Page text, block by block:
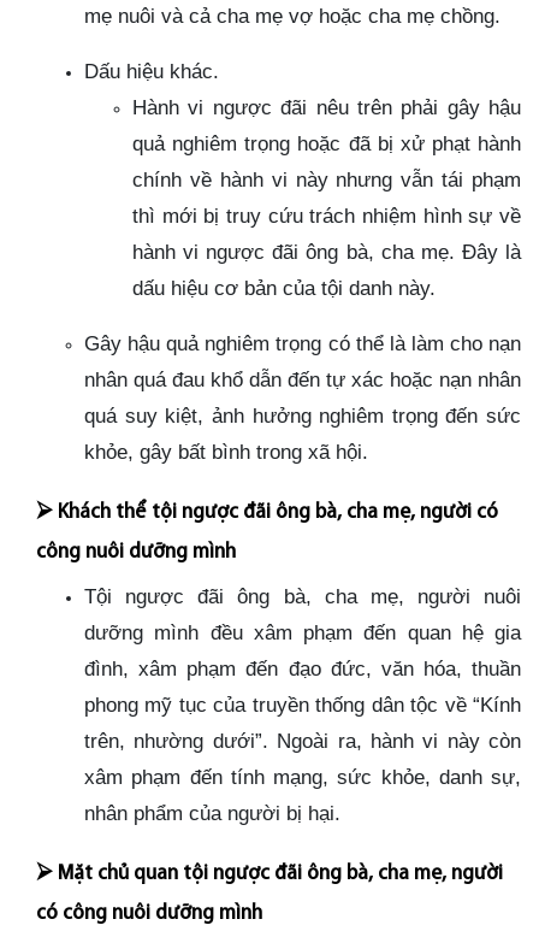
mẹ nuôi và cả cha mẹ vợ hoặc cha mẹ chồng.
Dấu hiệu khác.
Hành vi ngược đãi nêu trên phải gây hậu
quả nghiêm trọng hoặc đã bị xử phạt hành
chính về hành vi này nhưng vẫn tái phạm
thì mới bị truy cứu trách nhiệm hình sự về
hành vi ngược đãi ông bà, cha mẹ. Đây là
dấu hiệu cơ bản của tội danh này.
Gây hậu quả nghiêm trọng có thể là làm cho nạn
nhân quá đau khổ dẫn đến tự xác hoặc nạn nhân
quá suy kiệt, ảnh hưởng nghiêm trọng đến sức
khỏe, gây bất bình trong xã hội.
⮚ Khách thể tội ngược đãi ông bà, cha mẹ, người có
công nuôi dưỡng mình
Tội ngược đãi ông bà, cha mẹ, người nuôi
dưỡng mình đều xâm phạm đến quan hệ gia
đình, xâm phạm đến đạo đức, văn hóa, thuần
phong mỹ tục của truyền thống dân tộc về “Kính
trên, nhường dưới”. Ngoài ra, hành vi này còn
xâm phạm đến tính mạng, sức khỏe, danh sự,
nhân phẩm của người bị hại.
⮚ Mặt chủ quan tội ngược đãi ông bà, cha mẹ, người
có công nuôi dưỡng mình